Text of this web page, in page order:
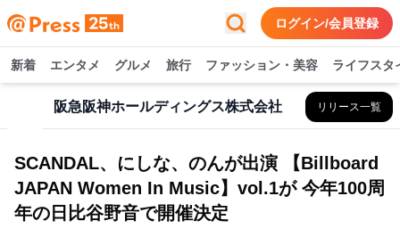
ログイン/会員登録
新着 エンタメ グルメ 旅行 ファッション・美容 ライフスタ
阪急阪神ホールディングス株式会社 リリース一覧
SCANDAL、にしな、のんが出演 【Billboard
JAPAN Women In Music】vol.1が 今年100周
年の日比谷野音で開催決定